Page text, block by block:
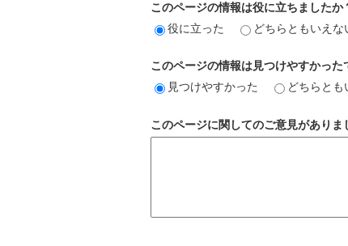
このページの情報は役に立ちましたか
役に立った
どちらともいえな
このページの情報は見つけやすかった
見つけやすかった
どちらとも
このページに関してのご意見がありま